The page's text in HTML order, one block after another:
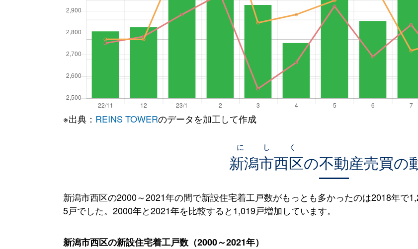
※出典： REINS TOWERのデータを加工して作成
新潟市西区
にしく
の不動産売買の
新潟市西区の2000～2021年の間で新設住宅着工戸数がもっとも多かったのは2018年で
5戸でした。2000年と2021年を比較すると1,019戸増加しています。
新潟市西区の新設住宅着工戸数（2000～2021年）